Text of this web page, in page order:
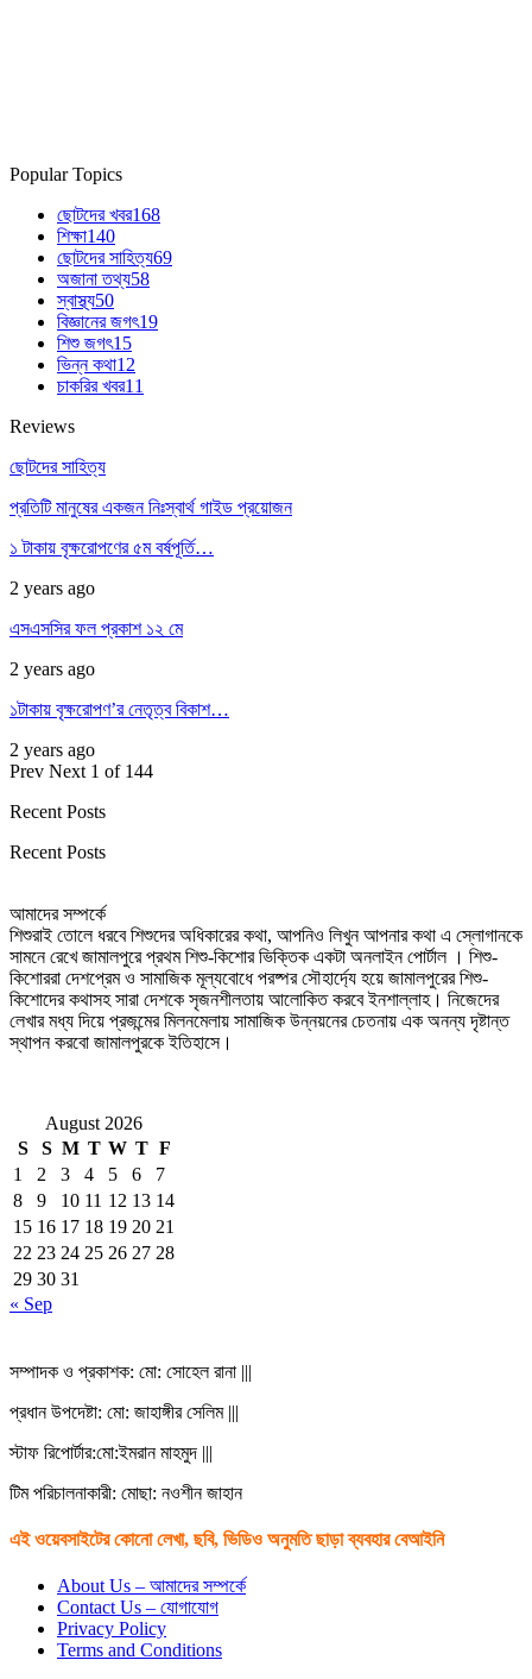
Popular Topics
ছোটদের খবর168
শিক্ষা140
ছোটদের সাহিত্য69
অজানা তথ্য58
স্বাস্থ্য50
বিজ্ঞানের জগৎ19
শিশু জগৎ15
ভিন্ন কথা12
চাকরির খবর11
Reviews
ছোটদের সাহিত্য
প্রতিটি মানুষের একজন নিঃস্বার্থ গাইড প্রয়োজন
১ টাকায় বৃক্ষরোপণের ৫ম বর্ষপূর্তি…
2 years ago
এসএসসির ফল প্রকাশ ১২ মে
2 years ago
১টাকায় বৃক্ষরোপণ’র নেতৃত্ব বিকাশ…
2 years ago
Prev Next 1 of 144
Recent Posts
Recent Posts
আমাদের সম্পর্কে
শিশুরাই তোলে ধরবে শিশুদের অধিকারের কথা, আপনিও লিখুন আপনার কথা এ স্লোগানকে
সামনে রেখে জামালপুরে প্রথম শিশু-কিশোর ভিক্তিক একটা অনলাইন পোর্টাল । শিশু-
কিশোররা দেশপ্রেম ও সামাজিক মূল্যবোধে পরষ্পর সৌহার্দ্যে হয়ে জামালপুরের শিশু-
কিশোদের কথাসহ সারা দেশকে সৃজনশীলতায় আলোকিত করবে ইনশাল্লাহ। নিজেদের
লেখার মধ্য দিয়ে প্রজন্মের মিলনমেলায় সামাজিক উন্নয়নের চেতনায় এক অনন্য দৃষ্টান্ত
স্থাপন করবো জামালপুরকে ইতিহাসে।
August 2026
S
S M T W T F
1
2 3 4 5 6
7
8
9 10 11 12 13 14
15 16 17 18 19 20 21
22 23 24 25 26 27 28
29 30 31
« Sep
সম্পাদক ও প্রকাশক: মো: সোহেল রানা |||
প্রধান উপদেষ্টা: মো: জাহাঙ্গীর সেলিম |||
স্টাফ রিপোর্টার:মো:ইমরান মাহমুদ |||
টিম পরিচালনাকারী: মোছা: নওশীন জাহান
এই ওয়েবসাইটের কোনো লেখা, ছবি, ভিডিও অনুমতি ছাড়া ব্যবহার বেআইনি
About Us – আমাদের সম্পর্কে
Contact Us – যোগাযোগ
Privacy Policy
Terms and Conditions